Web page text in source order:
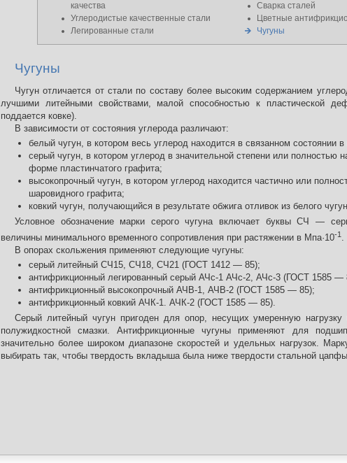
качества
Углеродистые качественные стали
Легированные стали
Сварка сталей
Цветные
Чугуны
Чугуны
Чугун отличается от стали по составу более высоким содержанием
лучшими литейными свойствами, малой способностью к пластической
поддается ковке).
В зависимости от состояния углерода различают:
белый чугун, в котором весь углерод находится в связанном состоянии
серый чугун, в котором углерод в значительной степени или полностью
форме пластинчатого графита;
высокопрочный чугун, в котором углерод находится частично или
шаровидного графита;
ковкий чугун, получающийся в результате обжига отливок из белого
Условное обозначение марки серого чугуна включает буквы СЧ —
величины минимального временного сопротивления при растяжении в Мпа·10-1 .
В опорах скольжения применяют следующие чугуны:
серый литейный СЧ15, СЧ18, СЧ21 (ГОСТ 1412 — 85);
антифрикционный легированный серый АЧс-1 АЧс-2, АЧс-3 (ГОСТ 1585 —
антифрикционный высокопрочный АЧВ-1, АЧВ-2 (ГОСТ 1585 — 85);
антифрикционный ковкий АЧК-1. АЧК-2 (ГОСТ 1585 — 85).
Серый литейный чугун пригоден для опор, несущих умеренную
полужидкостной смазки. Антифрикционные чугуны применяют для
значительно более широком диапазоне скоростей и удельных нагрузок.
выбирать так, чтобы твердость вкладыша была ниже твердости стальной